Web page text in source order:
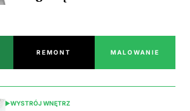
REMONT MALOWANIE
POSTED
WYSTRÓJ WNĘTRZ